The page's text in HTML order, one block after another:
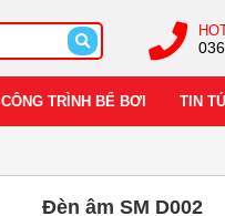
CÔNG TRÌNH BỂ BƠI TIN
Đèn âm SM D002